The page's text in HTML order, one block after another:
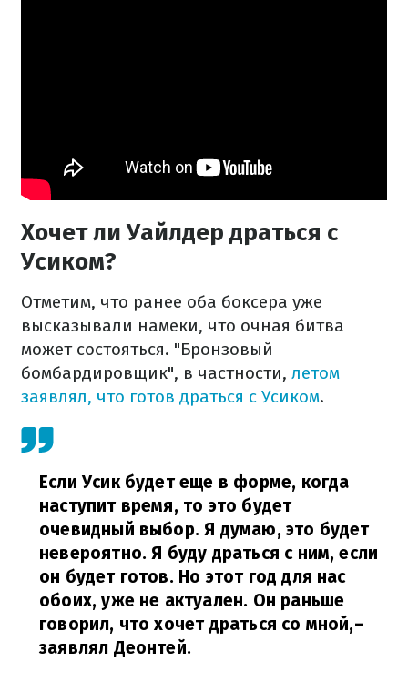
Хочет ли Уайлдер драться с
Усиком?
Отметим, что ранее оба боксера уже
высказывали намеки, что очная битва
может состояться. "Бронзовый
бомбардировщик", в частности, летом
заявлял, что готов драться с Усиком.
Если Усик будет еще в форме, когда
наступит время, то это будет
очевидный выбор. Я думаю, это будет
невероятно. Я буду драться с ним, если
он будет готов. Но этот год для нас
обоих, уже не актуален. Он раньше
говорил, что хочет драться со мной,–
заявлял Деонтей.